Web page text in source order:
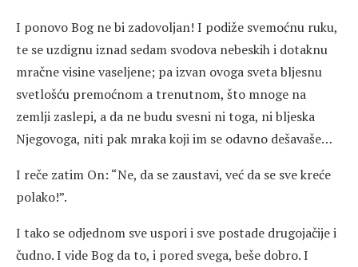
I ponovo Bog ne bi zadovoljan! I podiže svemoćnu ruku,
te se uzdignu iznad sedam svodova nebeskih i dotaknu
mračne visine vaseljene; pa izvan ovoga sveta bljesnu
svetlošću premoćnom a trenutnom, što mnoge na
zemlji zaslepi, a da ne budu svesni ni toga, ni bljeska
Njegovoga, niti pak mraka koji im se odavno dešavaše…
I reče zatim On: “Ne, da se zaustavi, već da se sve kreće
polako!”.
I tako se odjednom sve uspori i sve postade drugojačije i
čudno. I vide Bog da to, i pored svega, beše dobro. I